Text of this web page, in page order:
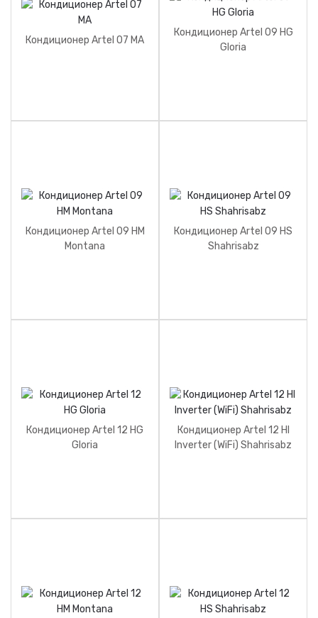
Кондиционер Artel 07 MA
Кондиционер Artel 09 HG
Gloria
Кондиционер Artel 09 HM
Montana
Кондиционер Artel 09 HS
Shahrisabz
Кондиционер Artel 12 HG
Gloria
Кондиционер Artel 12 HI
Inverter (WiFi) Shahrisabz